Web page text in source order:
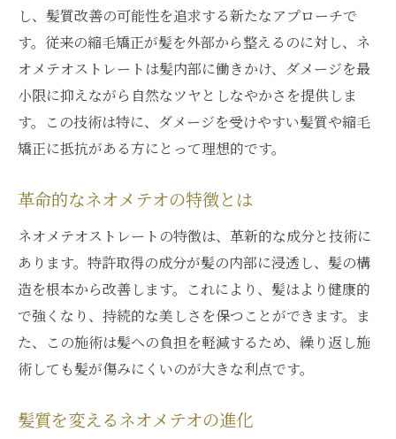
し、髪質改善の可能性を追求する新たなアプローチで
す。従来の縮毛矯正が髪を外部から整えるのに対し、ネ
オメテオストレートは髪内部に働きかけ、ダメージを最
小限に抑えながら自然なツヤとしなやかさを提供しま
す。この技術は特に、ダメージを受けやすい髪質や縮毛
矯正に抵抗がある方にとって理想的です。
革命的なネオメテオの特徴とは
ネオメテオストレートの特徴は、革新的な成分と技術に
あります。特許取得の成分が髪の内部に浸透し、髪の構
造を根本から改善します。これにより、髪はより健康的
で強くなり、持続的な美しさを保つことができます。ま
た、この施術は髪への負担を軽減するため、繰り返し施
術しても髪が傷みにくいのが大きな利点です。
髪質を変えるネオメテオの進化